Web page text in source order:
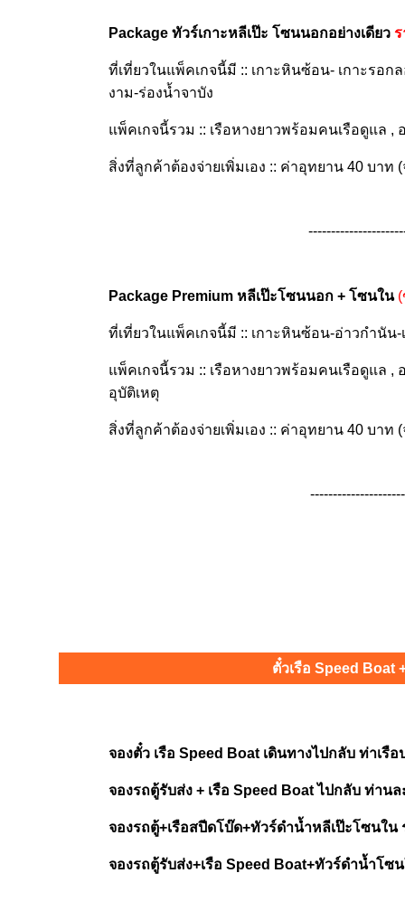
Package ทัวร์เกาะหลีเป๊ะ โซนนอกอย่างเดียว
ที่เที่ยวในแพ็คเกจนี้มี :: เกาะหินซ้อน- เกาะรอก
งาม-ร่องน้ำจาบัง
แพ็คเกจนี้รวม :: เรือหางยาวพร้อมคนเรือดูแล ,
สิ่งที่ลูกค้าต้องจ่ายเพิ่มเอง :: ค่าอุทยาน 40 บาท
Package Premium หลีเป๊ะโซนนอก + โซนใน
ที่เที่ยวในแพ็คเกจนี้มี :: เกาะหินซ้อน-อ่าวกำนัน-
แพ็คเกจนี้รวม :: เรือหางยาวพร้อมคนเรือดูแล ,
อุบัติเหตุ
สิ่งที่ลูกค้าต้องจ่ายเพิ่มเอง :: ค่าอุทยาน 40 บาท
ตั๋วเรือ Speed Boat
จองตั๋ว เรือ Speed Boat เดินทางไปกลับ ท่าเรื
จองรถตู้รับส่ง + เรือ Speed Boat ไปกลับ ท่านล
จองรถตู้+เรือสปีดโบ๊ด+ทัวร์ดำน้ำหลีเป๊ะโซนใน
จองรถตู้รับส่ง+เรือ Speed Boat+ทัวร์ดำน้ำโ